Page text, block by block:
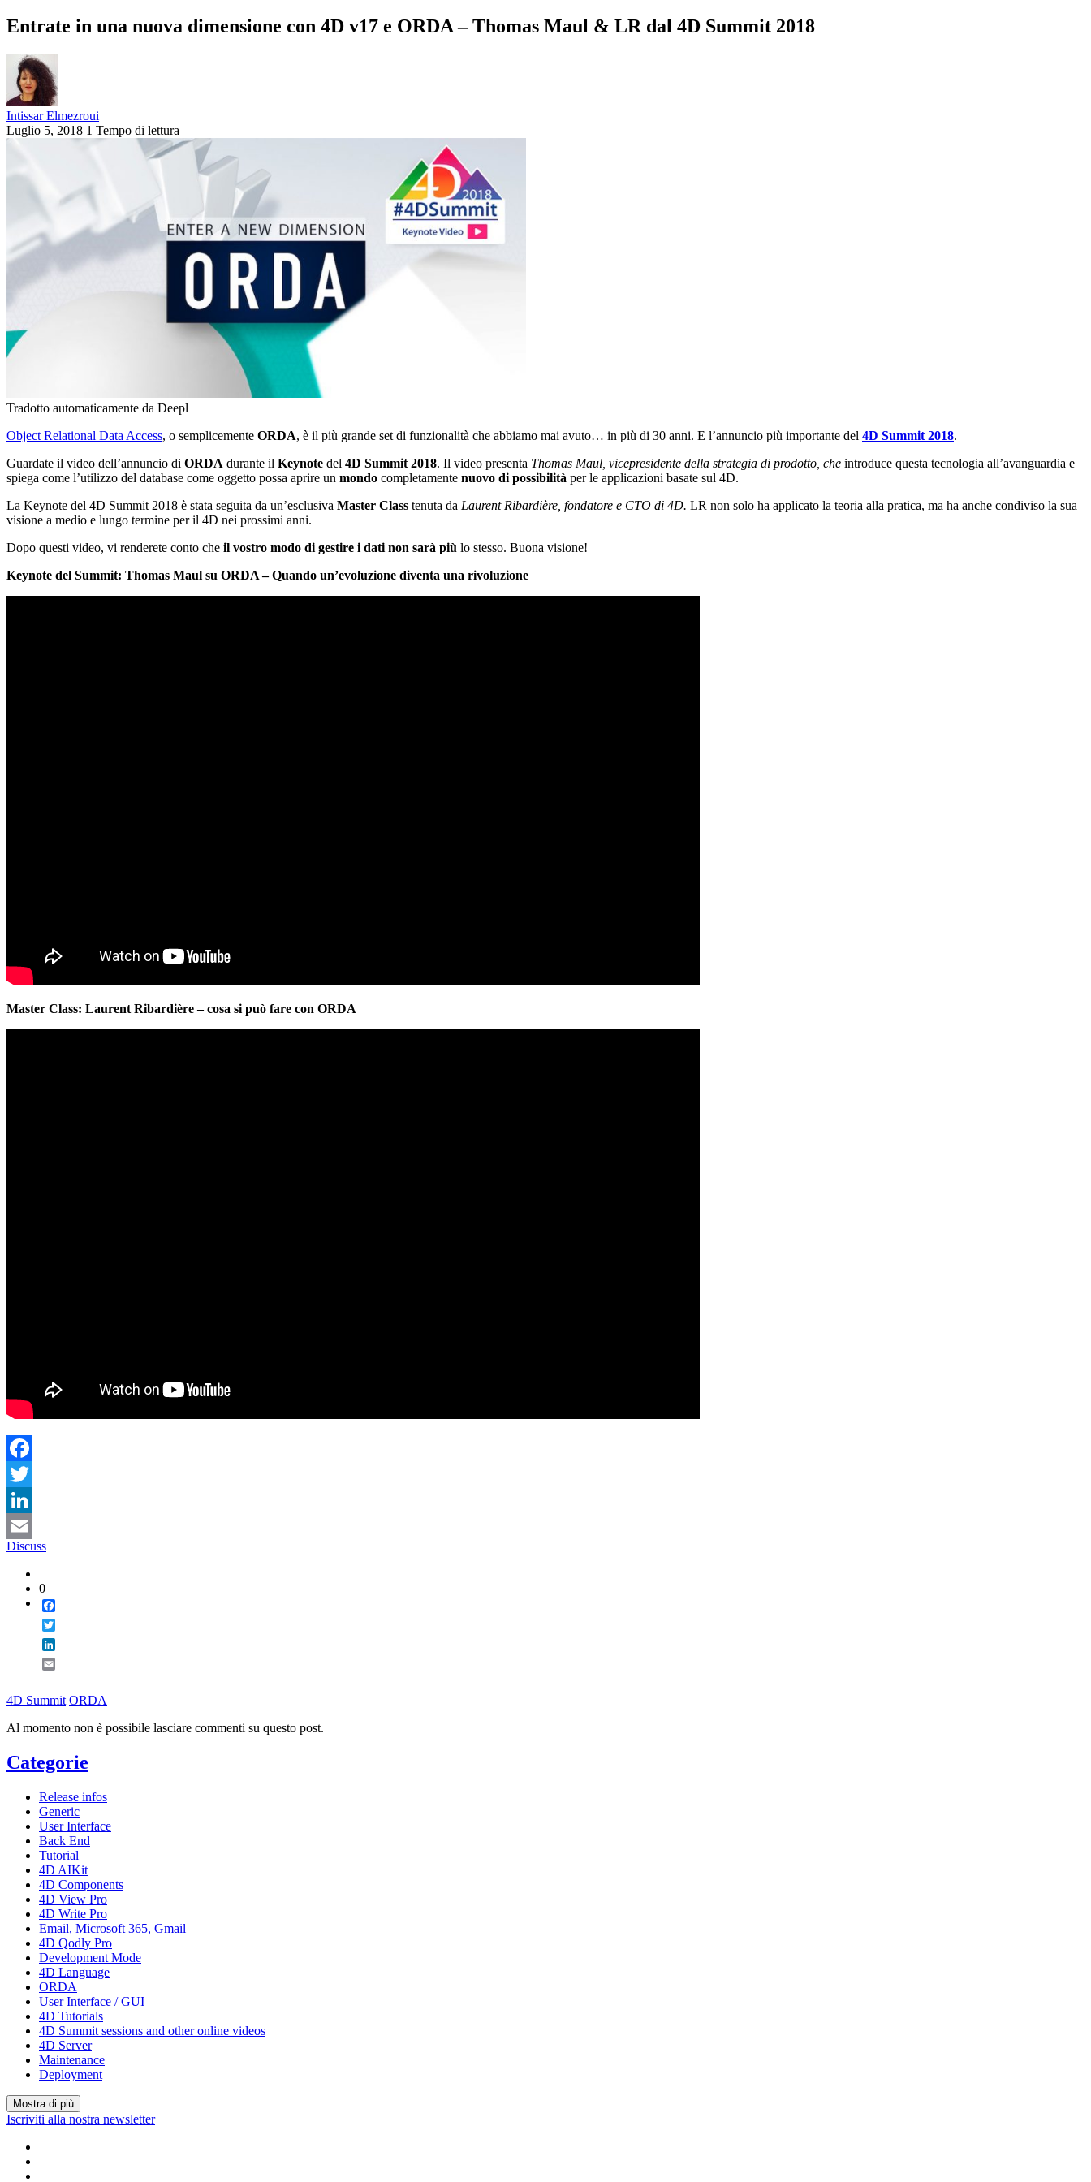
Entrate in una nuova dimensione con 4D v17 e ORDA – Thomas Maul & LR dal 4D Summit 2018
Intissar Elmezroui
Luglio 5, 2018 1 Tempo di lettura
Tradotto automaticamente da Deepl
Object Relational Data Access, o semplicemente ORDA, è il più grande set di funzionalità che abbiamo mai avuto… in più di 30 anni. E l’annuncio più importante del 4D Summit 2018.
Guardate il video dell’annuncio di ORDA durante il Keynote del 4D Summit 2018. Il video presenta Thomas Maul, vicepresidente della strategia di prodotto, che introduce questa tecnologia all’avanguardia e
spiega come l’utilizzo del database come oggetto possa aprire un mondo completamente nuovo di possibilità per le applicazioni basate sul 4D.
La Keynote del 4D Summit 2018 è stata seguita da un’esclusiva Master Class tenuta da Laurent Ribardière, fondatore e CTO di 4D. LR non solo ha applicato la teoria alla pratica, ma ha anche condiviso la sua
visione a medio e lungo termine per il 4D nei prossimi anni.
Dopo questi video, vi renderete conto che il vostro modo di gestire i dati non sarà più lo stesso. Buona visione!
Keynote del Summit: Thomas Maul su ORDA – Quando un’evoluzione diventa una rivoluzione
Master Class: Laurent Ribardière – cosa si può fare con ORDA
Facebook
Twitter
LinkedIn
Email
Discuss
0
4D Summit ORDA
Al momento non è possibile lasciare commenti su questo post.
Categorie
Release infos
Generic
User Interface
Back End
Tutorial
4D AIKit
4D Components
4D View Pro
4D Write Pro
Email, Microsoft 365, Gmail
4D Qodly Pro
Development Mode
4D Language
ORDA
User Interface / GUI
4D Tutorials
4D Summit sessions and other online videos
4D Server
Maintenance
Deployment
Mostra di più
Iscriviti alla nostra newsletter